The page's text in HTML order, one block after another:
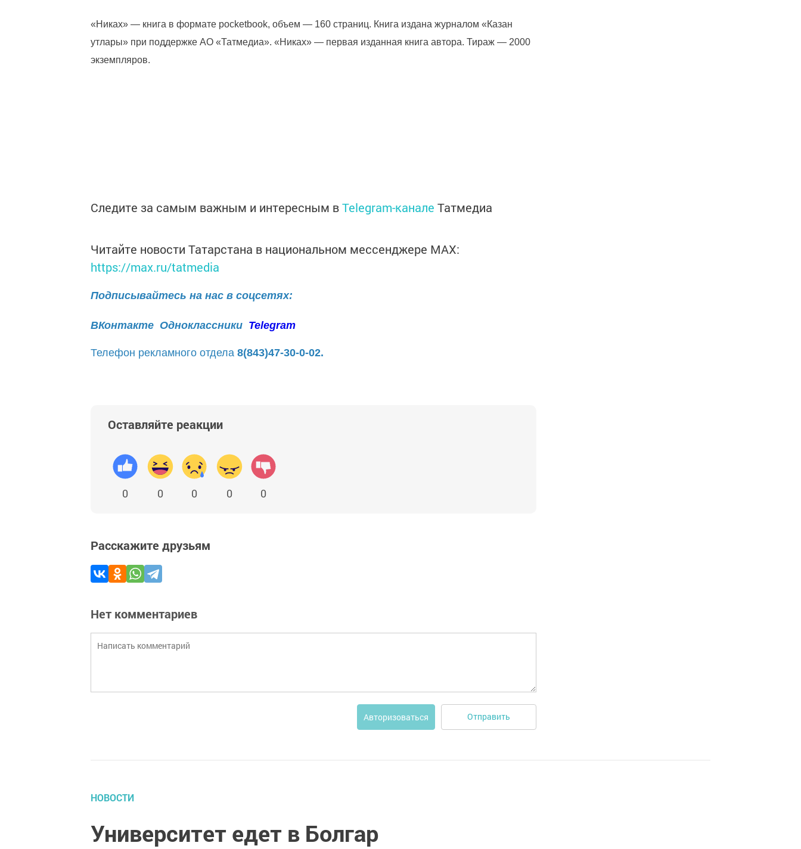
«Никах» — книга в формате pocketbook, объем — 160 страниц. Книга издана журналом «Казан
утлары» при поддержке АО «Татмедиа». «Никах» — первая изданная книга автора. Тираж — 2000
экземпляров.
Следите за самым важным и интересным вTelegram-канале Татмедиа
Читайте новости Татарстана в национальном мессенджере MАХ:
https://max.ru/tatmedia
Подписывайтесь на нас в соцсетях:
ВКонтакте Одноклассники Telegram
Телефон рекламного отдела 8(843)47-30-0-02.
Оставляйте реакции
0 0 0 0 0
Расскажите друзьям
Нет комментариев
Авторизоваться Отправить
НОВОСТИ
Университет едет в Болгар